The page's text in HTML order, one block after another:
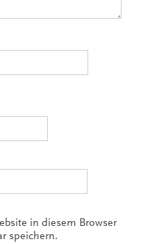
in diesem Browser
speichern.